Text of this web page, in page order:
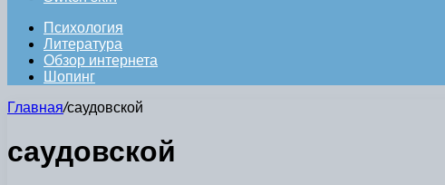
Психология
Литература
Обзор интернета
Шопинг
Главная/саудовской
саудовской